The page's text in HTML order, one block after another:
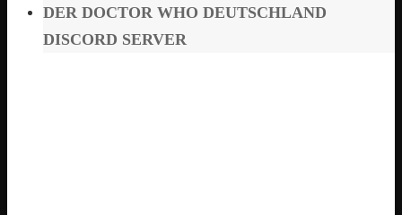
DER DOCTOR WHO DEUTSCHLAND
DISCORD SERVER